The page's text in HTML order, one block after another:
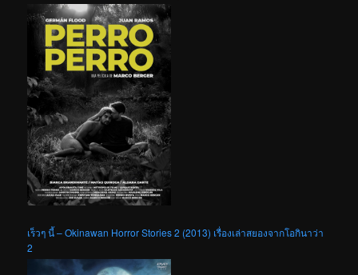
เร็วๆ นี้ – Okinawan Horror Stories 2 (2013) เรื่องเล่าสยองจากโอกินาว่า
2